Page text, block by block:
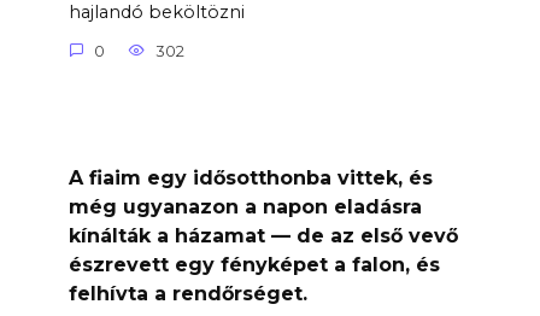
hajlandó beköltözni
0 302
A fiaim egy idősotthonba vittek, és
még ugyanazon a napon eladásra
kínálták a házamat — de az első vevő
észrevett egy fényképet a falon, és
felhívta a rendőrséget.